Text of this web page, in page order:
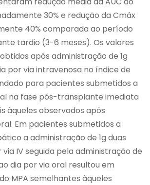
30% e redução da Cmáx
40% comparada ao período
tardio (3-6 meses). Os valores
após administração de 1g
por via intravenosa no índice de
para pacientes submetidos a
na fase pós-transplante imediata
àqueles observados após
Em pacientes submetidos a
a administração de 1g duas
via IV seguida pela administração de
dia por via oral resultou em
MPA semelhantes àqueles